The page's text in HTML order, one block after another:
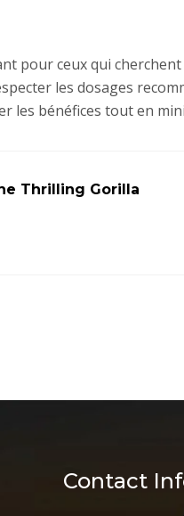
pour ceux qui
les dosages
les bénéfices tout en
Thrilling Gorilla
Contact